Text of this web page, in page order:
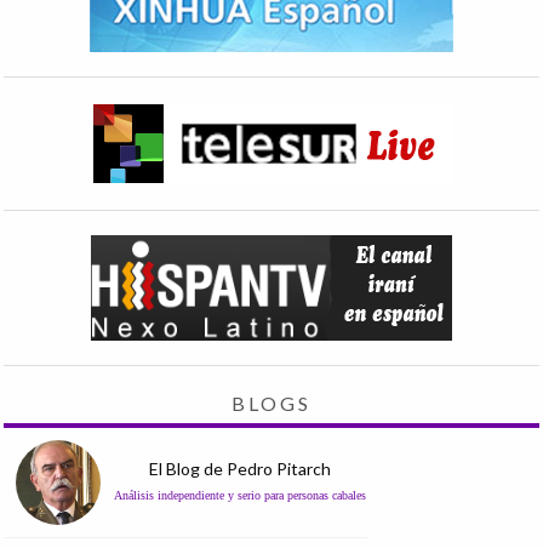
BLOGS
El Blog de Pedro Pitarch
Análisis independiente y serio para personas cabales